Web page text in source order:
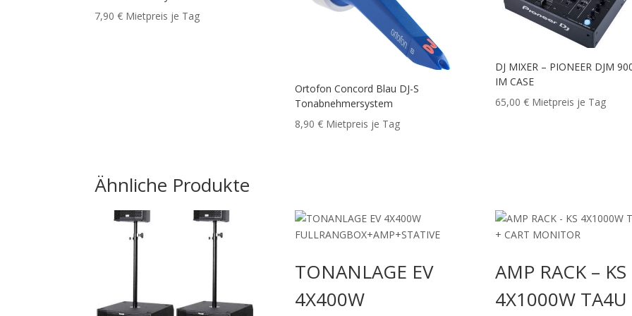
7,90€ Mietpreis je Tag
Ortofon Concord Blau DJ-S
Tonabnehmersystem
8,90 € Mietpreis je Tag
DJ MIXER – PIONEER DJM
IM CASE
65,00 € Mietpreis je Tag
Ähnliche Produkte
TONANLAGE EV
4X400W
AMP RACK – KS
4X1000W TA4U